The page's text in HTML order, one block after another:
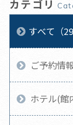
カテゴリ
すべて（29
ご予約情
ホテル(館